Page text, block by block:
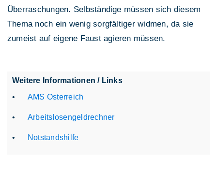
Überraschungen. Selbständige müssen sich diesem
Thema noch ein wenig sorgfältiger widmen, da sie
zumeist auf eigene Faust agieren müssen.
Weitere Informationen / Links
AMS Österreich
Arbeitslosengeldrechner
Notstandshilfe